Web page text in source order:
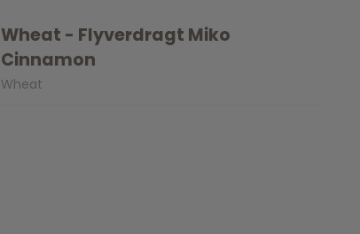
Wheat - Flyverdragt Miko
Cinnamon
Wheat